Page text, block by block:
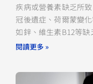
疾病或營養素缺乏所
冠後遺症、荷爾蒙變
如鋅、維生素B12等缺
閱讀更多 »